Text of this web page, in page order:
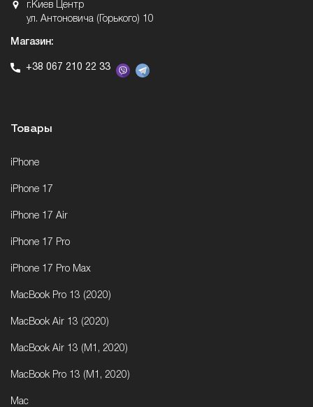
г.Киев Центр
ул. Антоновича (Горького) 10
Магазин:
+38 067 210 22 33
Товары
iPhone
iPhone 17
iPhone 17 Air
iPhone 17 Pro
iPhone 17 Pro Max
MacBook Pro 13 (2020)
MacBook Air 13 (2020)
MacBook Air 13 (M1, 2020)
MacBook Pro 13 (M1, 2020)
Mac